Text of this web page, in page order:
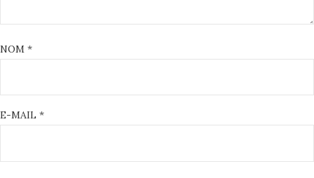
NOM *
E-MAIL *